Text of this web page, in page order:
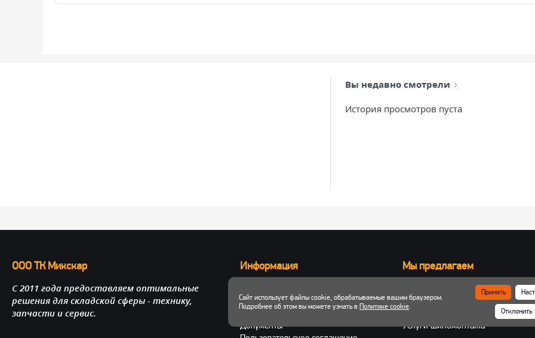
Вы недавно смотрели
История просмотров пуста
ООО ТК Микскар
С 2011 года предоставляем оптимальные
решения для складской сферы - технику,
запчасти и сервис.
Информация
Доставка и оплата
Личный кабинет
Документы
Мы предлагаем
Запчасти для вилочных
Запчасти для двигателей
Шины, колеса, диски
Услуги шиномонтажа
Сайт использует файлы cookie, обрабатываемые вашим браузером.
Подробнее об этом вы можете узнать в Политике cookie.
Принять
Отклонить